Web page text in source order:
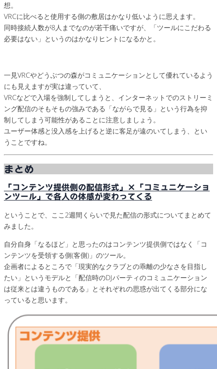
想。
VRCに比べると使用する側の敷居はかなり低いように思えます。
同時接続人数が8人までなのが若干痛いですが、「ツールにこだわる
必要はない」というのはかなりヒントになるかと。
一見VRCやどうぶつの森がコミュニケーションとして優れているよう
にも見えますが実は違っていて、
VRCなどで入場を強制してしまうと、インターネットでのストリーミ
ング配信のそもそもの強みである「ながらで見る」という行為を抑
制してしまう可能性があることに注意しましょう。
ユーザー体感と没入感を上げると逆に客足が遠のいてしまう、とい
うことですね。
まとめ
「コンテンツ提供側の配信形式」×「コミュニケーショ
ンツール」で各人の体感が変わってくる
ということで、ここ2週間くらいで見た配信の形式についてまとめて
みました。
自分自身「なるほど」と思ったのはコンテンツ提供側ではなく「コ
ンテンツを受領する側(客側)」のツール。
企画者によるところで「現実的なクラブとの乖離の少なさを目指し
たい」というモデルと「配信時のDJパーティのコミュニケーション
は従来とは違うものである」とそれぞれの思惑が出てくる部分にな
っていると思います。